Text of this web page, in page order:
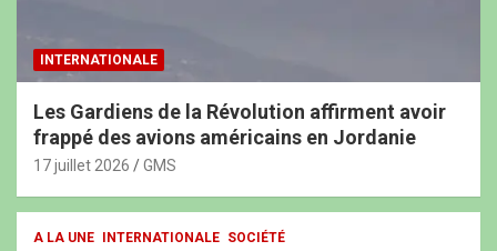
INTERNATIONALE
Les Gardiens de la Révolution affirment avoir
frappé des avions américains en Jordanie
17 juillet 2026 GMS
A LA UNE INTERNATIONALE SOCIÉTÉ